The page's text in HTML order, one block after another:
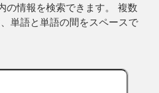
の情報を検索できます。 複数
単語と単語の間をスペースで